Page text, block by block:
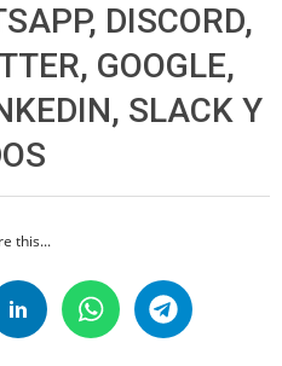
DISCORD,
GOOGLE,
SLACK Y
this...